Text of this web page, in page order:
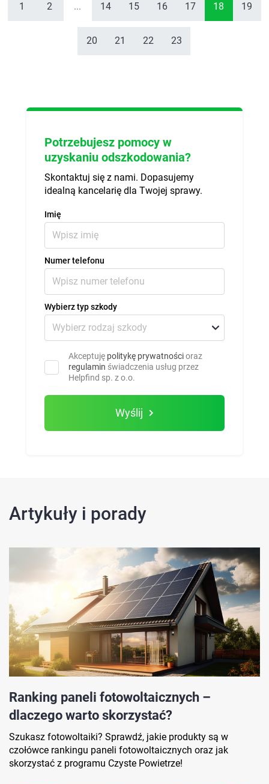
1 2 ... 14 15 16 17 18 19
20 21 22 23
Potrzebujesz pomocy w
uzyskaniu odszkodowania?
Skontaktuj się z nami. Dopasujemy
idealną kancelarię dla Twojej sprawy.
Imię
Numer telefonu
Wybierz typ szkody
Akceptuję politykę prywatnościoraz
regulamin świadczenia usług przez
Helpfind sp. z o.o.
Wyślij
Artykuły i porady
Ranking paneli fotowoltaicznych –
dlaczego warto skorzystać?
Szukasz fotowoltaiki? Sprawdź, jakie produkty są w
czołówce rankingu paneli fotowoltaicznych oraz jak
skorzystać z programu Czyste Powietrze!